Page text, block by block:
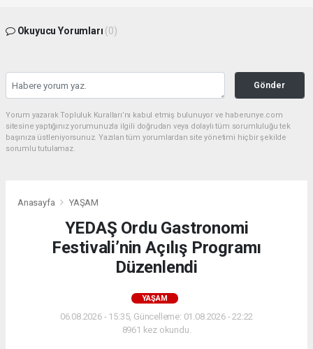
Okuyucu Yorumları (0)
Gönder
Yorum yazarak Topluluk Kuralları’nı kabul etmiş bulunuyor ve haberunye.com
sitesine yaptığınız yorumunuzla ilgili doğrudan veya dolaylı tüm sorumluluğu tek
başınıza üstleniyorsunuz. Yazılan tüm yorumlardan site yönetimi hiçbir şekilde
sorumlu tutulamaz.
Anasayfa YAŞAM
YEDAŞ Ordu Gastronomi
Festivali’nin Açılış Programı
Düzenlendi
YAŞAM
06.08.2026 - 15:35, Güncelleme: 01.08.2026 - 22:22
8961 kez okundu.